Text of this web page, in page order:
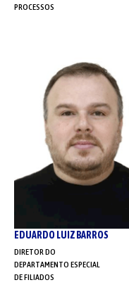
PROCESSOS
EDUARDO LUIZ BARROS
DIRETOR DO
DEPARTAMENTO ESPECIAL
DE FILIADOS